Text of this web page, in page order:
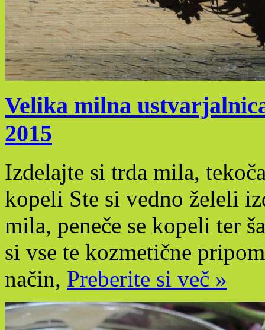
Velika milna
2015
Izdelajte si trda mila,
kopeli Ste si vedno želeli
mila, peneče se kopeli ter
si vse te kozmetične
način, Preberite si več »